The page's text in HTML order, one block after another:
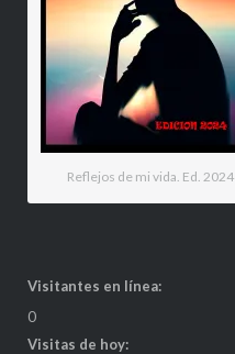
Reflejos de mi vida. Ed. 2024
Visitantes en línea:
0
Visitas de hoy: